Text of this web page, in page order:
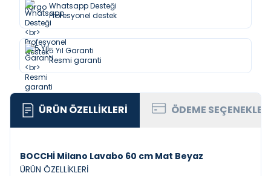
Whatsapp Desteği
Profesyonel destek
5 Yıl Garanti
Resmi garanti
ÜRÜN ÖZELLIKLERI ÖDEME
BOCCHİ Milano Lavabo 60 cm Mat Beyaz
ÜRÜN ÖZELLİKLERİ